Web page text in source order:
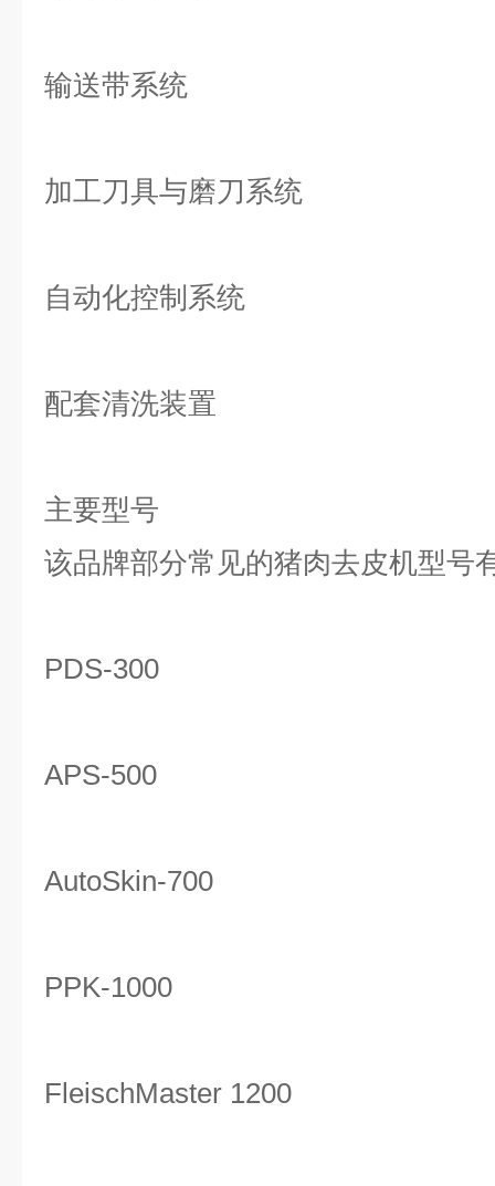
输送带系统
加工刀具与磨刀系统
自动化控制系统
配套清洗装置
主要型号
该品牌部分常见的猪肉去皮机型号
PDS-300
APS-500
AutoSkin-700
PPK-1000
FleischMaster 1200